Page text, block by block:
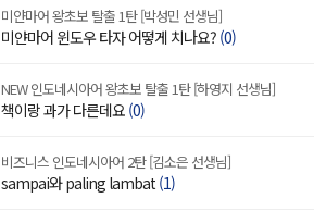
미얀마어 왕초보 탈출 1탄 [박성민 선생님]
미얀마어 윈도우 타자 어떻게 치나요? (0)
NEW 인도네시아어 왕초보 탈출 1탄 [하영지 선생님]
책이랑 과가 다른데요 (0)
비즈니스 인도네시아어 2탄 [김소은 선생님]
sampai와 paling lambat (1)